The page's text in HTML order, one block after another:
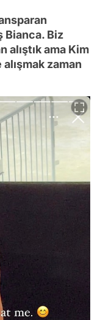
Bianca. Biz
alıştık ama Kim
zaman